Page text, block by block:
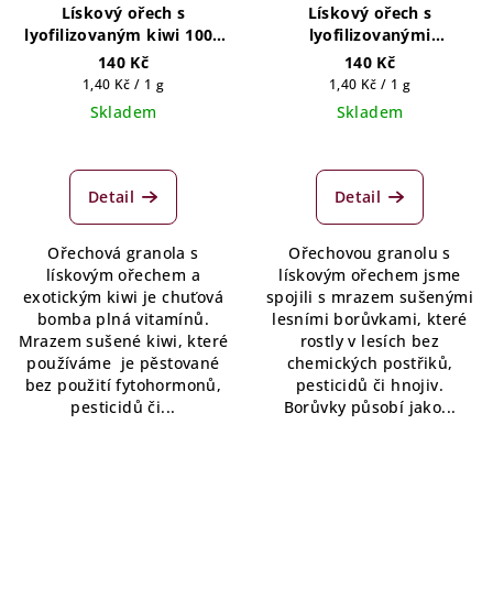
Lískový ořech s
lyofilizovaným kiwi 100g
(5 porcí)
140 Kč
Měrná
cena:
1,40 Kč / 1 g
Skladem
Detail
Ořechová granola s
lískovým ořechem a
exotickým kiwi je chuťová
bomba plná vitamínů.
Mrazem sušené kiwi, které
používáme je pěstované
bez použití fytohormonů,
pesticidů či...
Lískový ořech s
lyofilizovanými
borůvkami 100g (5 porcí)
140 Kč
Měrná
cena:
1,40 Kč / 1 g
Skladem
Detail
Ořechovou granolu s
lískovým ořechem jsme
spojili s mrazem sušenými
lesními borůvkami, které
rostly v lesích bez
chemických postřiků,
pesticidů či hnojiv.
Borůvky působí jako...